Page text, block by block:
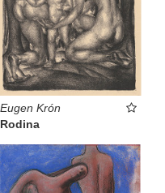
Eugen Krón
Rodina